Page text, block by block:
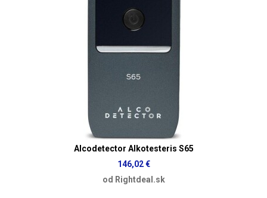
Alcodetector Alkotesteris S65
146,02 €
od Rightdeal.sk